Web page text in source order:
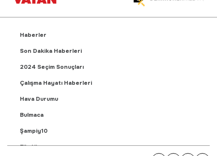
Haberler
Son Dakika Haberleri
2024 Seçim Sonuçları
Çalışma Hayatı Haberleri
Hava Durumu
Bulmaca
Şampiy10
Fikstür